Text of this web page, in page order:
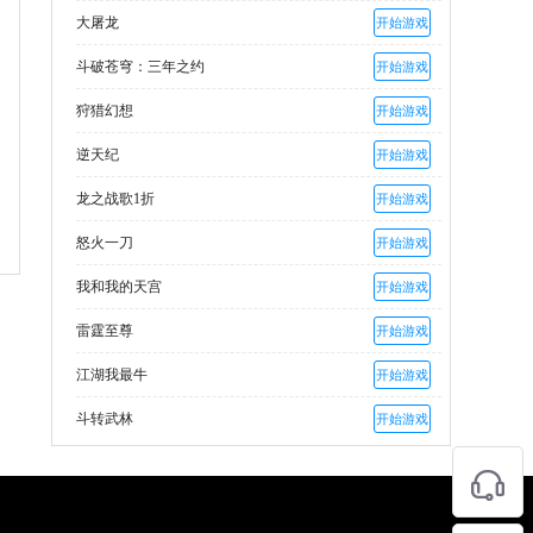
大屠龙 开始游戏
斗破苍穹：三年之约 开始游戏
狩猎幻想 开始游戏
逆天纪 开始游戏
龙之战歌1折 开始游戏
怒火一刀 开始游戏
我和我的天宫 开始游戏
雷霆至尊 开始游戏
江湖我最牛 开始游戏
斗转武林 开始游戏